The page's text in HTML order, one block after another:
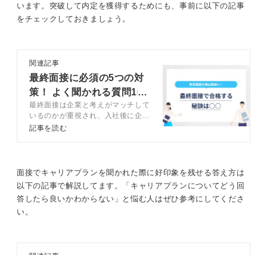
このシートは、自身の価値観や強みをもとに、将来の働
き方をイメージし、そこから逆算して今後取り組むべき
具体的に語れる場合は語ろう！ 企業とのマッチ率を
確かめられる
面接で話すキャリアプランは、あくまで現時点での計画
です。
す。それによって、企業の方向性とのミスマッチを防ぐ
ことができるでしょう。
仮に企業側から「そのプランは当社では難しい」と言わ
います。突破して内定を獲得するためにも、事前に以下の記事
をチェックしておきましょう。
関連記事
最終面接に必須の5つの対
策！ よく聞かれる質問10
選と回答例文も
最終面接は企業と考えがマッチして
いるのかが重視され、入社後に企業
に貢献できるかアピールすることが
頻出質問などを解説します。
記事を読む
面接でキャリアプランを聞かれた際に好印象を残せる答え方は
以下の記事で解説してます。「キャリアプランについてどう回
答したら良いかわからない」と悩む人はぜひ参考にしてくださ
い。